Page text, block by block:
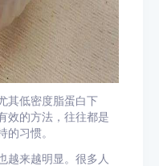
其低密度脂蛋白下
效的方法，往往都是
的习惯。
越来越明显。很多人